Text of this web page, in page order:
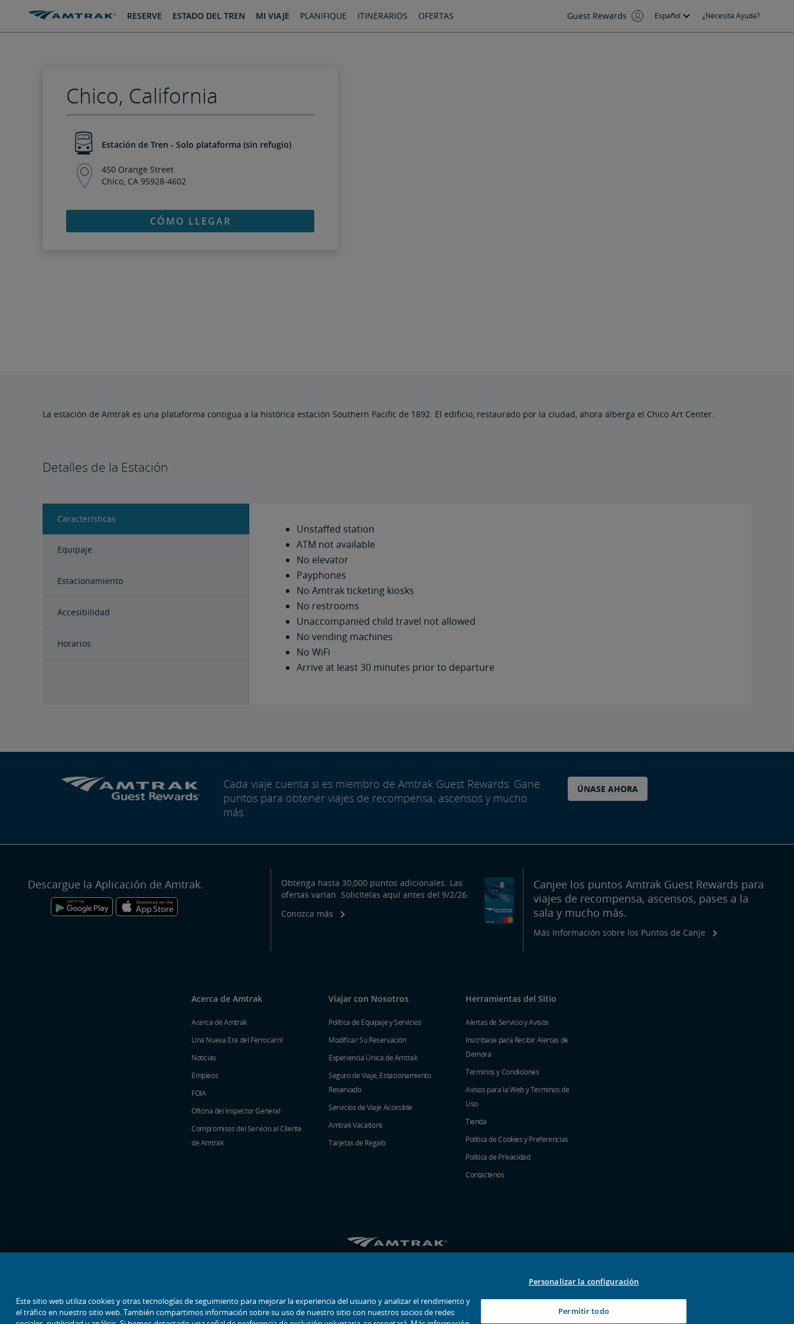
saltar
saltar RESERVE ESTADO DEL TREN MI VIAJE PLANIFIQUE ITINERARIOS OFERTAS Guest Rewards Español ¿Necesita Ayuda?
Chico, California
Estación de Tren - Solo plataforma (sin refugio)
450 Orange Street
Chico, CA 95928-4602
CÓMO LLEGAR
La estación de Amtrak es una plataforma contigua a la histórica estación Southern Pacific de 1892. El edificio, restaurado por la ciudad, ahora alberga el Chico Art Center.
Detalles de la Estación
Características
Equipaje
Estacionamiento
Accesibilidad
Horarios
Unstaffed station
ATM not available
No elevator
Payphones
No Amtrak ticketing kiosks
No restrooms
Unaccompanied child travel not allowed
No vending machines
No WiFi
Arrive at least 30 minutes prior to departure
Cada viaje cuenta si es miembro de Amtrak Guest Rewards. Gane
puntos para obtener viajes de recompensa, ascensos y mucho
más.
ÚNASE AHORA
Descargue la Aplicación de Amtrak.
Obtenga hasta 30,000 puntos adicionales. Las
ofertas varían. Solicítelas aquí antes del 9/2/26.
Conozca más
Canjee los puntos Amtrak Guest Rewards para
viajes de recompensa, ascensos, pases a la
sala y mucho más.
Más Información sobre los Puntos de Canje
Acerca de Amtrak
Acerca de Amtrak
Una Nueva Era del Ferrocarril
Noticias
Empleos
FOIA
Oficina del Inspector General
Compromisos del Servicio al Cliente
de Amtrak
Viajar con Nosotros
Política de Equipaje y Servicios
Modificar Su Reservación
Experiencia Única de Amtrak
Seguro de Viaje, Estacionamiento
Reservado
Servicios de Viaje Accesible
Amtrak Vacations
Tarjetas de Regalo
Herramientas del Sitio
Alertas de Servicio y Avisos
Inscríbase para Recibir Alertas de
Demora
Términos y Condiciones
Avisos para la Web y Términos de
Uso
Tienda
Política de Cookies y Preferencias
Política de Privacidad
Contáctenos
Este sitio web utiliza cookies y otras tecnologías de seguimiento para mejorar la experiencia del usuario y analizar el rendimiento y
el tráfico en nuestro sitio web. También compartimos información sobre su uso de nuestro sitio con nuestros socios de redes
Personalizar la configuración
Permitir todo